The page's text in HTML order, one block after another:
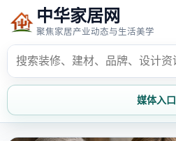
中华家居网
聚焦家居产业动态与生活美学
媒体入口